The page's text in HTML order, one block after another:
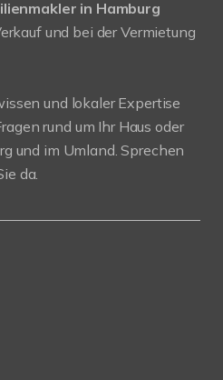
in Hamburg
und bei der Vermietung
und lokaler Expertise
rund um Ihr Haus oder
und im Umland. Sprechen
da.